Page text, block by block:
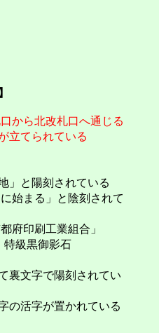
から北改札口へ通じる
立てられている
」と陽刻されている
始まる」と陰刻されて
府印刷工業組合」
級黒御影石
裏文字で陽刻されてい
の活字が置かれている